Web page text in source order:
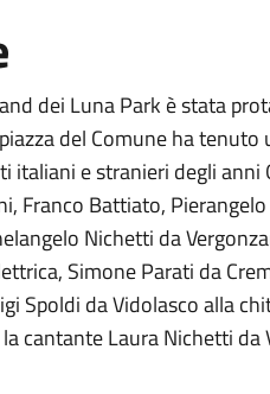
dei Luna Park è stata
del Comune ha
italiani e stranieri degli anni
Franco Battiato,
Nichetti da
Simone Parati da
Spoldi da Vidolasco alla
cantante Laura Nichetti da